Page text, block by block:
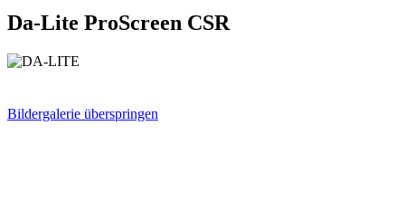
Da-Lite ProScreen CSR
Bildergalerie überspringen